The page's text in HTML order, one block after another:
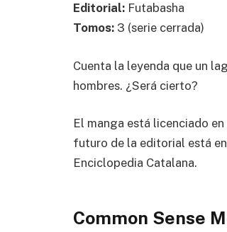
Editorial: Futabasha
Tomos: 3 (serie cerrada)
Cuenta la leyenda que un
hombres. ¿Será cierto?
El manga está licenciado
futuro de la editorial está
Enciclopedia Catalana.
Common Sense